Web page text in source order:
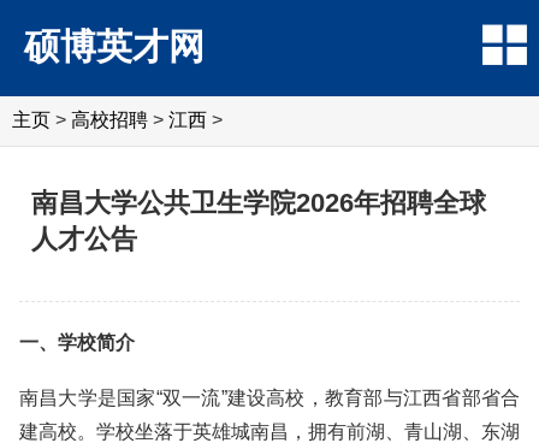
硕博英才网
主页 > 高校招聘 > 江西 >
南昌大学公共卫生学院2026年招聘全球
人才公告
一、学校简介
南昌大学是国家“双一流”建设高校，教育部与江西省部省合
建高校。学校坐落于英雄城南昌，拥有前湖、青山湖、东湖